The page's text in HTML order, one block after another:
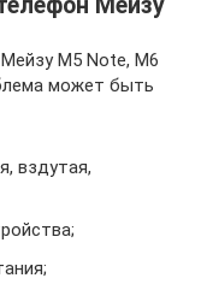
Мейзу М5 Note, М6
может быть
вздутая,